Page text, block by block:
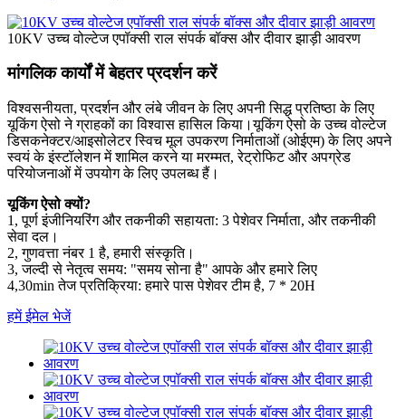
10KV उच्च वोल्टेज एपॉक्सी राल संपर्क बॉक्स और दीवार झाड़ी आवरण
मांगलिक कार्यों में बेहतर प्रदर्शन करें
विश्वसनीयता, प्रदर्शन और लंबे जीवन के लिए अपनी सिद्ध प्रतिष्ठा के लिए
यूकिंग ऐसो ने ग्राहकों का विश्वास हासिल किया।यूकिंग ऐसो के उच्च वोल्टेज
डिसकनेक्टर/आइसोलेटर स्विच मूल उपकरण निर्माताओं (ओईएम) के लिए अपने
स्वयं के इंस्टॉलेशन में शामिल करने या मरम्मत, रेट्रोफिट और अपग्रेड
परियोजनाओं में उपयोग के लिए उपलब्ध हैं।
यूकिंग ऐसो क्यों?
1, पूर्ण इंजीनियरिंग और तकनीकी सहायता: 3 पेशेवर निर्माता, और तकनीकी
सेवा दल।
2, गुणवत्ता नंबर 1 है, हमारी संस्कृति।
3, जल्दी से नेतृत्व समय: "समय सोना है" आपके और हमारे लिए
4,30min तेज प्रतिक्रिया: हमारे पास पेशेवर टीम है, 7 * 20H
हमें ईमेल भेजें